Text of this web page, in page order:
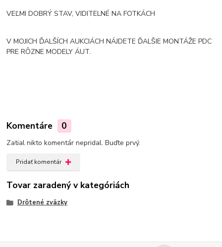
VEĽMI DOBRÝ STAV, VIDITELNÉ NA FOTKÁCH
V MOJICH ĎALŠÍCH AUKCIÁCH NÁJDETE ĎALŠIE MONTÁŽE PDC
PRE RÔZNE MODELY ÁUT.
Komentáre 0
Zatial nikto komentár nepridal. Buďte prvý.
Pridať komentár
Tovar zaradený v kategóriách
Drôtené zväzky